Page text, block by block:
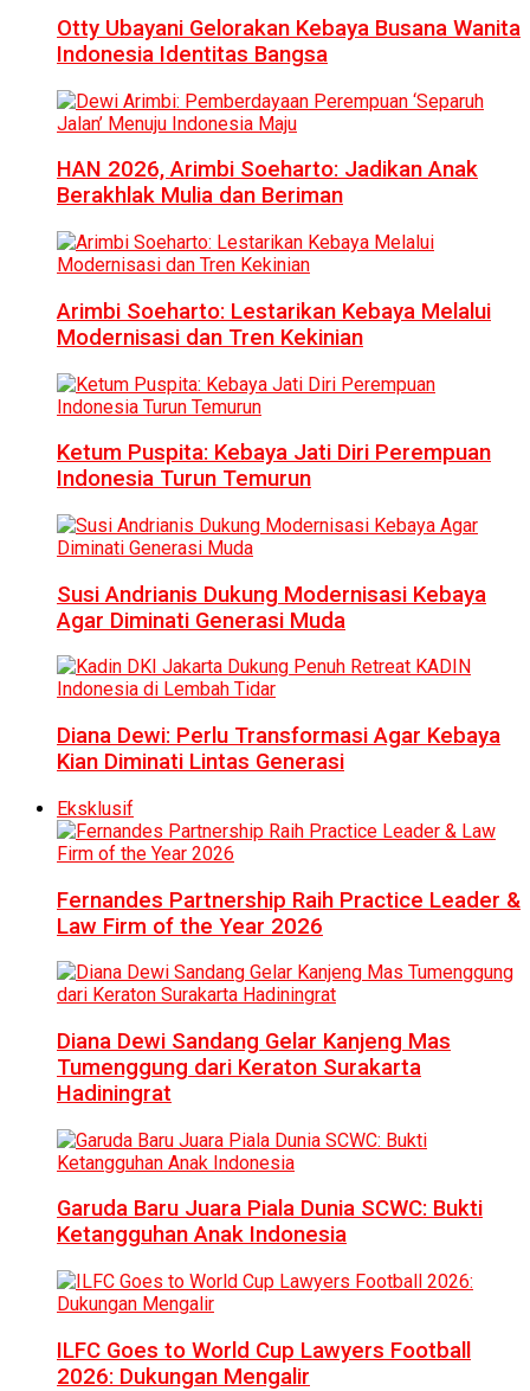
Otty Ubayani Gelorakan Kebaya Busana Wanita
Indonesia Identitas Bangsa
HAN 2026, Arimbi Soeharto: Jadikan Anak
Berakhlak Mulia dan Beriman
Arimbi Soeharto: Lestarikan Kebaya Melalui
Modernisasi dan Tren Kekinian
Ketum Puspita: Kebaya Jati Diri Perempuan
Indonesia Turun Temurun
Susi Andrianis Dukung Modernisasi Kebaya
Agar Diminati Generasi Muda
Diana Dewi: Perlu Transformasi Agar Kebaya
Kian Diminati Lintas Generasi
Eksklusif
Fernandes Partnership Raih Practice Leader &
Law Firm of the Year 2026
Diana Dewi Sandang Gelar Kanjeng Mas
Tumenggung dari Keraton Surakarta
Hadiningrat
Garuda Baru Juara Piala Dunia SCWC: Bukti
Ketangguhan Anak Indonesia
ILFC Goes to World Cup Lawyers Football
2026: Dukungan Mengalir